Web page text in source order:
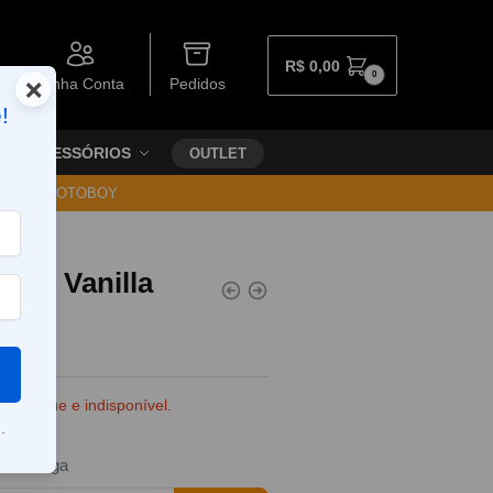
Minha Conta Pedidos
R$ 0,00 0
ACESSÓRIOS OUTLET
VIA MOTOBOY
– Vanilla
estoque e indisponível.
entrega
×